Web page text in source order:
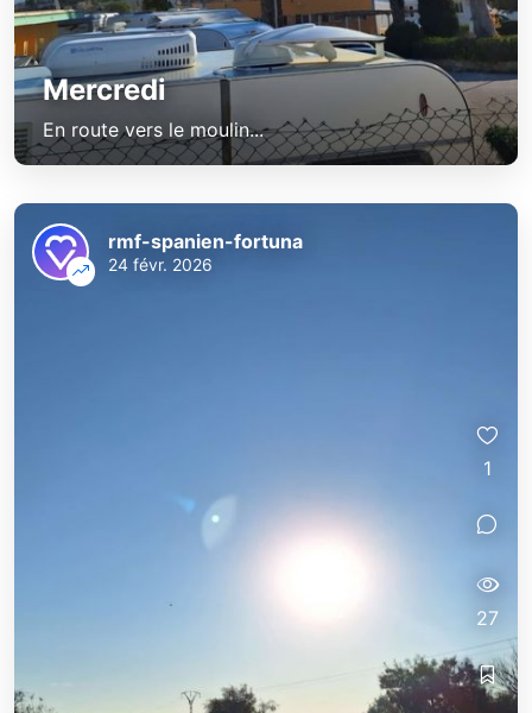
Mercredi
En route vers le moulin...
rmf-spanien-fortuna
24 févr. 2026
1
27